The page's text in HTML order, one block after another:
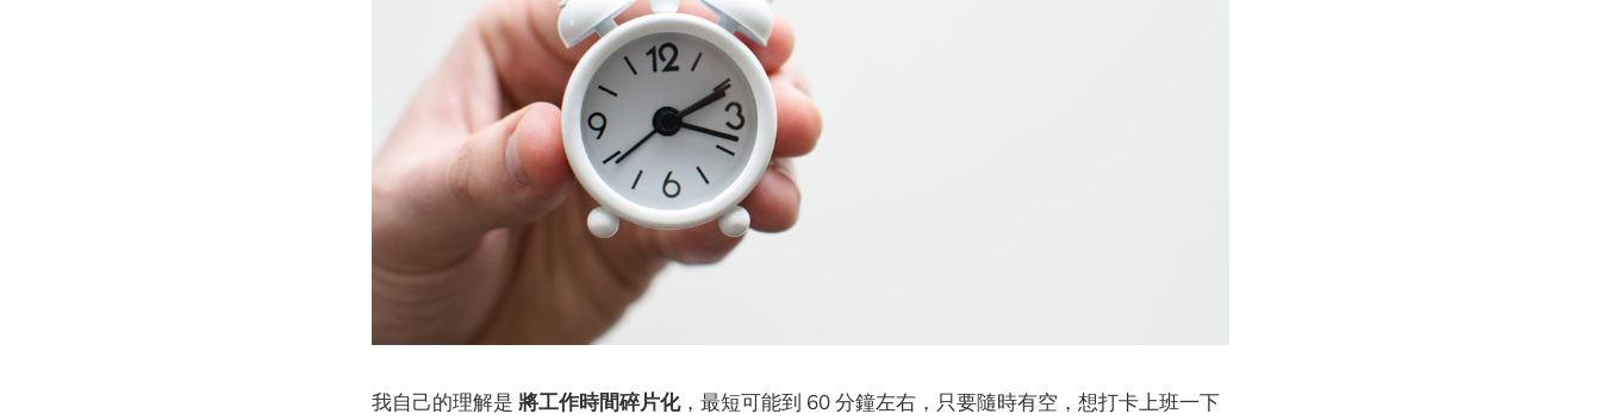
我自己的理解是 將工作時間碎片化，最短可能到 60 分鐘左右，只要隨時有空，想打卡上班一下